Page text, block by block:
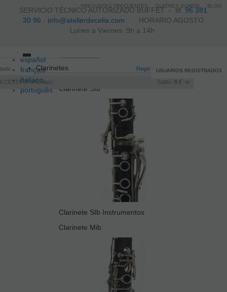
SERVICIO TÉCNICO AUTORIZADO BUFFET -tlf.96 381
30 96 · info@atelierdecelia.com HORARIO AGOSTO
Lunes a Viernes: 9h a 14h
español
français
Italiano
português
Registro /Iniciar sesión
CESTA 0artículos Saldo: 0 €
USUARIOS REGISTRADOS
Toggle
navigation
Clarinetes
Clarinete SIb
Clarinete SIb Instrumentos
Clarinete Mib
PREGUNTAS FRECUENTES QUIÉNES SOMOS BLOG